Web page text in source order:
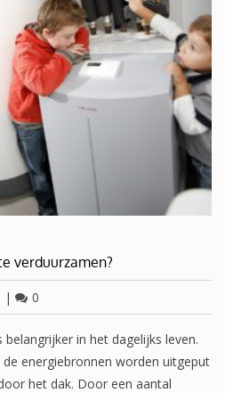
verduurzamen?
| 0
in het dagelijks leven.
energiebronnen worden uitgeput
het dak. Door een aantal